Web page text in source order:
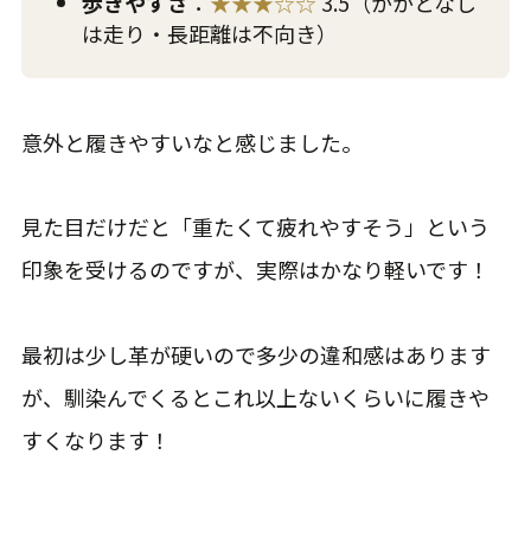
は走り・長距離は不向き）
意外と履きやすいなと感じました。
見た目だけだと「重たくて疲れやすそう」という
印象を受けるのですが、実際はかなり軽いです！
最初は少し革が硬いので多少の違和感はあります
が、馴染んでくるとこれ以上ないくらいに履きや
すくなります！